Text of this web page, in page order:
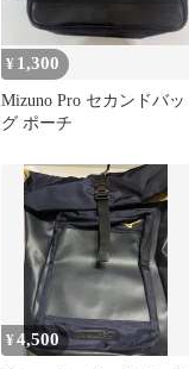
¥ 1,300
Mizuno Pro セカンドバッ
グ ポーチ
¥4,500